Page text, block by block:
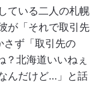
ている二人の札幌
が「それで取引先
ず「取引先の
北海道いいねぇ
んだけど…」と話